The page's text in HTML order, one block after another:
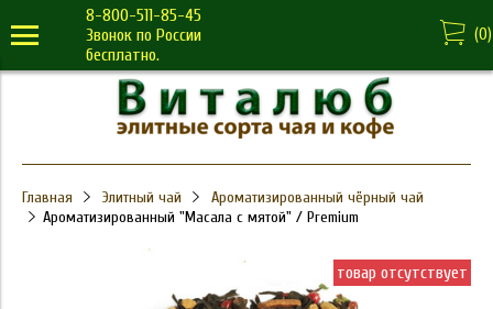
8-800-511-85-45
Звонок по России
бесплатно.
(0)
Главная Элитный чай
Ароматизированный чёрный чай
Ароматизированный "Масала с мятой" / Premium
товар отсутствует